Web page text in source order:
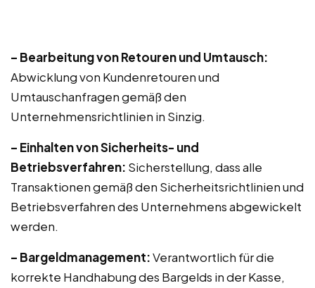
– Bearbeitung von Retouren und Umtausch:
Abwicklung von Kundenretouren und
Umtauschanfragen gemäß den
Unternehmensrichtlinien in Sinzig.
– Einhalten von Sicherheits- und
Betriebsverfahren: Sicherstellung, dass alle
Transaktionen gemäß den Sicherheitsrichtlinien und
Betriebsverfahren des Unternehmens abgewickelt
werden.
– Bargeldmanagement:Verantwortlich für die
korrekte Handhabung des Bargelds in der Kasse,